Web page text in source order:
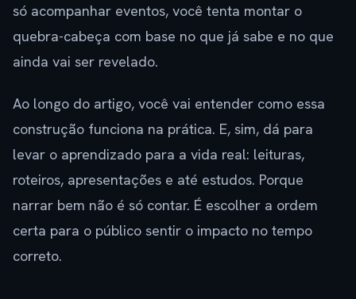
só acompanhar eventos, você tenta montar o
quebra-cabeça com base no que já sabe e no que
ainda vai ser revelado.
Ao longo do artigo, você vai entender como essa
construção funciona na prática. E, sim, dá para
levar o aprendizado para a vida real: leituras,
roteiros, apresentações e até estudos. Porque
narrar bem não é só contar. É escolher a ordem
certa para o público sentir o impacto no tempo
correto.